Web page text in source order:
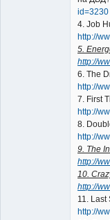
id=3230
4. Job
http://
5.
http://
6. The
http://
7. First
http://
8.
http://
9. The
http://
10.
http://
11. Last
http://